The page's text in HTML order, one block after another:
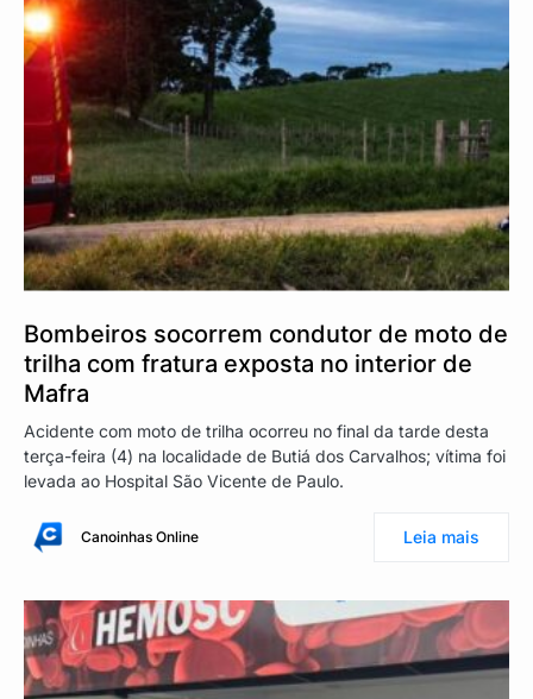
Bombeiros socorrem condutor de moto de
trilha com fratura exposta no interior de
Mafra
Acidente com moto de trilha ocorreu no final da tarde desta
terça-feira (4) na localidade de Butiá dos Carvalhos; vítima foi
levada ao Hospital São Vicente de Paulo.
Canoinhas Online Leia mais